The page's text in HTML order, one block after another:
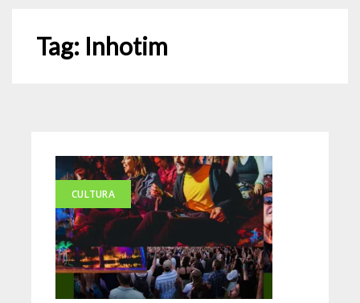
Tag: Inhotim
CULTURA